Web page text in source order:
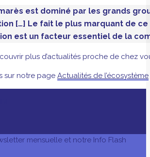
est dominé par les grands
[…] Le fait le plus marquant de
est un facteur essentiel de la
plus d’actualités proche de chez
sur notre pageActualités de l’écosystème
mensuelle et notre Info Flash